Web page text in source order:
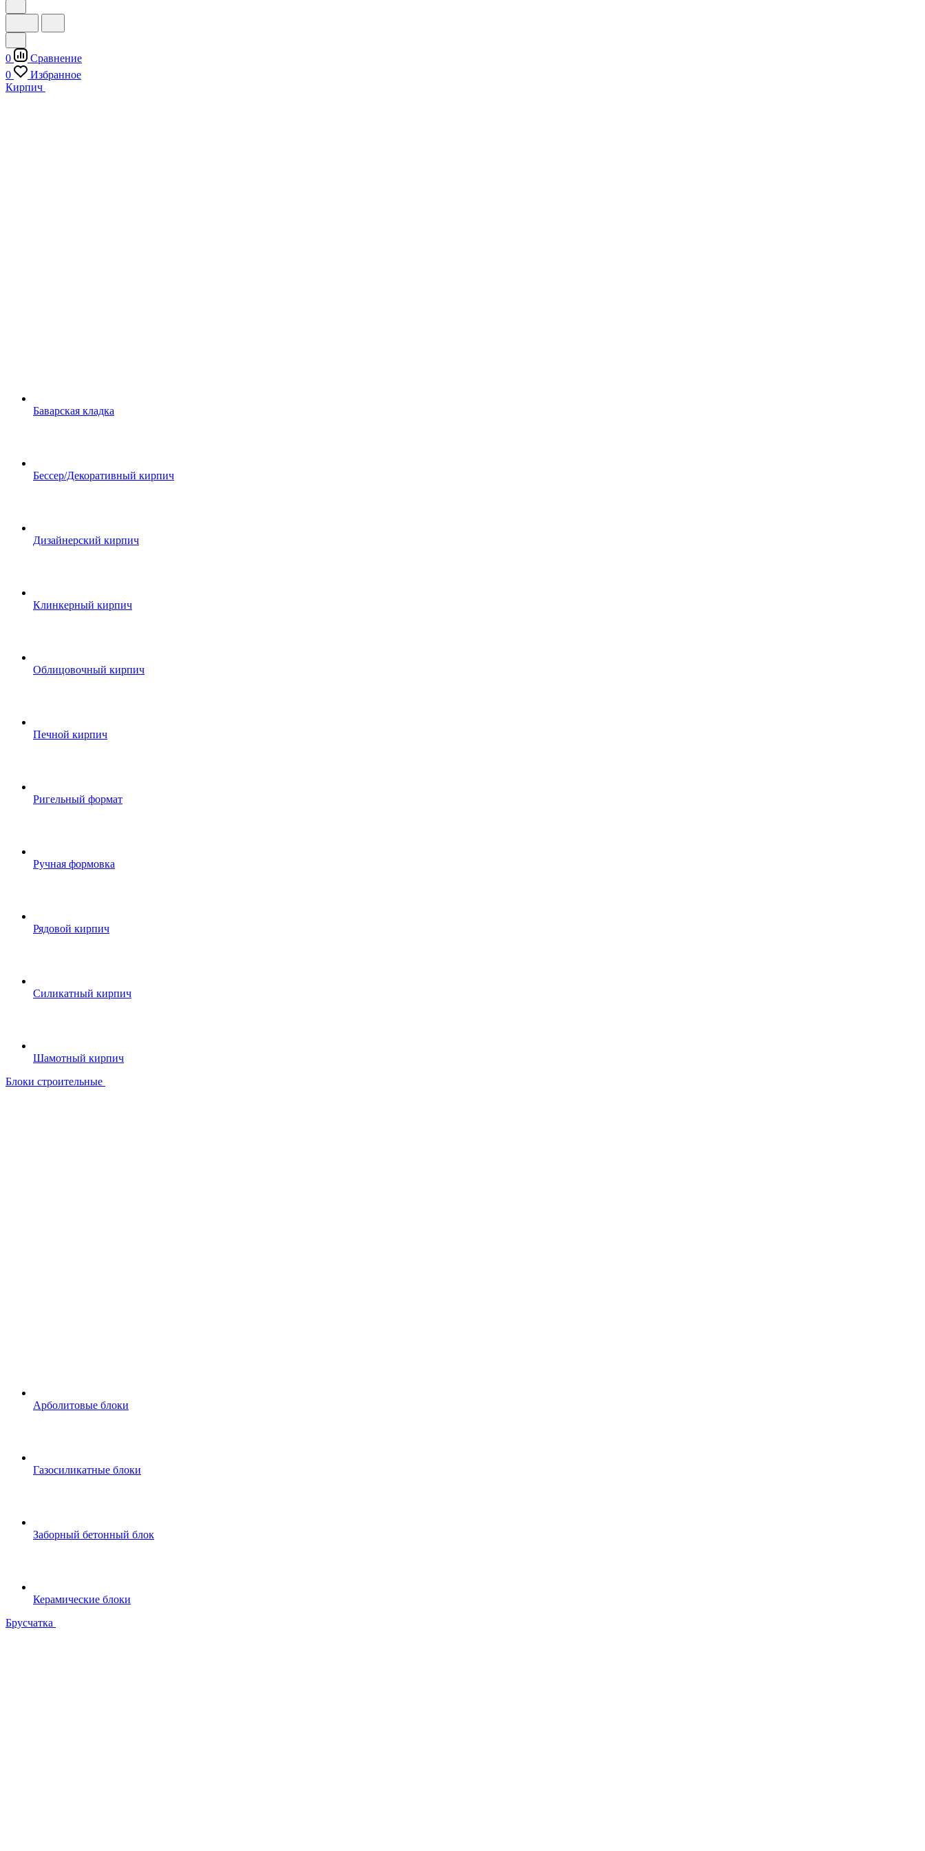
0
Сравнение
0
Избранное
Кирпич
Баварская кладка
Бессер/Декоративный кирпич
Дизайнерский кирпич
Клинкерный кирпич
Облицовочный кирпич
Печной кирпич
Ригельный формат
Ручная формовка
Рядовой кирпич
Силикатный кирпич
Шамотный кирпич
Блоки строительные
Арболитовые блоки
Газосиликатные блоки
Заборный бетонный блок
Керамические блоки
Брусчатка